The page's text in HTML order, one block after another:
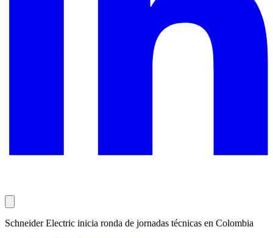
Schneider Electric inicia ronda de jornadas técnicas en Colombia